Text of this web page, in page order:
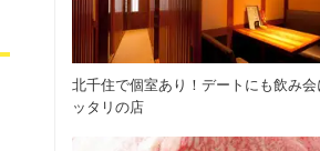
北千住で個室あり！デートにも飲み会
ッタリの店